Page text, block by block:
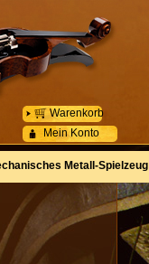
Mein Konto
Warenkorb
Metall-Spielzeug